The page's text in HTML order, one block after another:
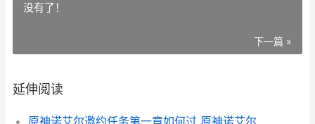
没有了！
下一篇 »
延伸阅读